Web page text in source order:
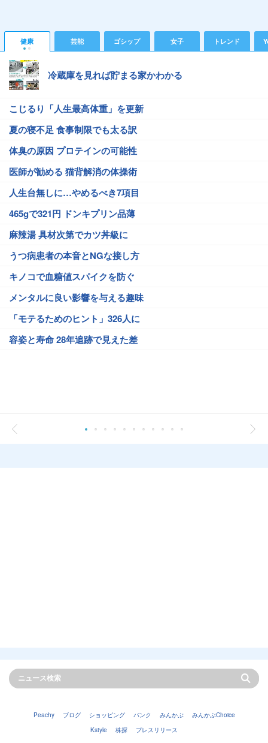
健康 芸能 ゴシップ 女子 トレンド
冷蔵庫を見れば貯まる家かわかる
こじるり「人生最高体重」を更新
夏の寝不足 食事制限でも太る訳
体臭の原因 プロテインの可能性
医師が勧める 猫背解消の体操術
人生台無しに…やめるべき7項目
465gで321円 ドンキプリン品薄
麻辣湯 具材次第でカツ丼級に
うつ病患者の本音とNGな接し方
キノコで血糖値スパイクを防ぐ
メンタルに良い影響を与える趣味
「モテるためのヒント」326人に
容姿と寿命 28年追跡で見えた差
Peachy ブログ ショッピング バンク みんかぶ
みんかぶChoice
Kstyle
株探 プレスリリース